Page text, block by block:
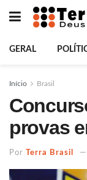
GERAL
Início Brasil
provas
Por Terra Brasil